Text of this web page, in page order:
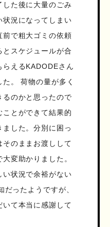
た後に大量のごみ
状況になってしまい
前で粗大ゴミの依頼
スケジュールが合
えるKADODEさん
。 荷物の量が多く
るのかと思ったので
とができて結果的
した。分別に困っ
のままお渡しして
変助かりました。
状況で余裕がない
だったようですが、
いて本当に感謝して